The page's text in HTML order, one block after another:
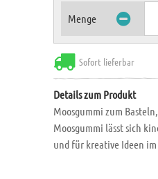
Menge
Sofort lieferbar
Details zum Produkt
Moosgummi zum
Moosgummi lässt sich
und für kreative Ideen